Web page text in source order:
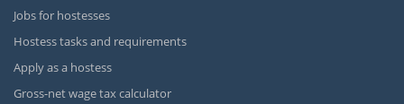
Jobs for hostesses
Hostess tasks and requirements
Apply as a hostess
Gross-net wage tax calculator